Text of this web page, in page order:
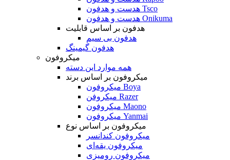
هدست و هدفون Tsco
هدست و هدفون Onikuma
هدفون بر اساس قابلیت
هدفون بی سیم
هدفون گیمینگ
میکروفون
همه موارد این دسته
میکروفون بر اساس برند
میکروفون Boya
میکروفن Razer
میکروفون Maono
میکروفون Yanmai
میکروفون بر اساس نوع
میکروفون کندانسر
میکروفون یقه‌ای
میکروفون رومیزی